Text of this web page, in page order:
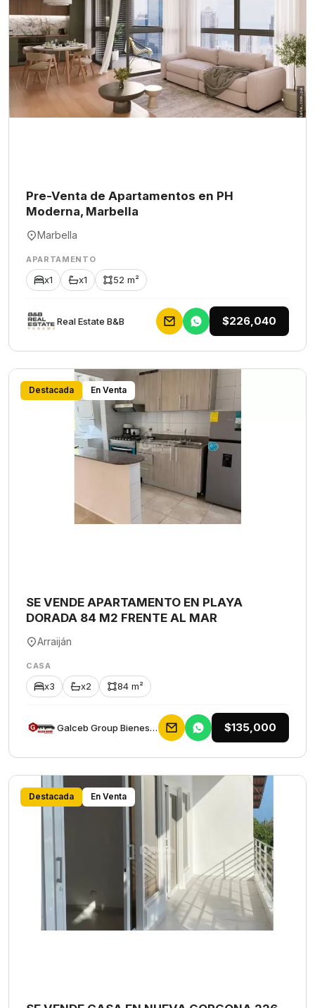
Pre-Venta de Apartamentos en PH
Moderna, Marbella
Marbella
APARTAMENTO
x1 x1 52 m²
Rеаl Еstаtе В&В $226,040
Destacada En Venta
SE VENDE APARTAMENTO EN PLAYA
DORADA 84 M2 FRENTE AL MAR
Arraiján
CASA
x3 x2 84 m²
Galceb Group Bienes Raices $135,000
Destacada En Venta